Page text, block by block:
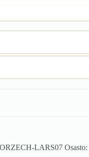
LARS07 Osasto: